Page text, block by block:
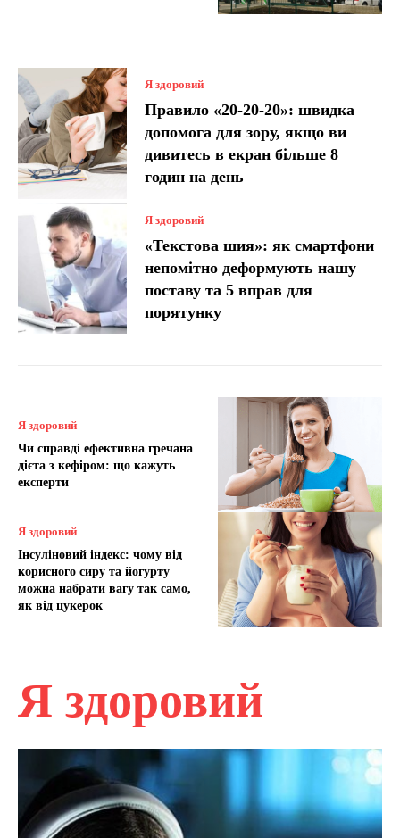
Я здоровий
Правило «20-20-20»: швидка
допомога для зору, якщо ви
дивитесь в екран більше 8
годин на день
Я здоровий
«Текстова шия»: як смартфони
непомітно деформують нашу
поставу та 5 вправ для
порятунку
Я здоровий
Чи справді ефективна гречана
дієта з кефіром: що кажуть
експерти
Я здоровий
Інсуліновий індекс: чому від
корисного сиру та йогурту
можна набрати вагу так само,
як від цукерок
Я здоровий